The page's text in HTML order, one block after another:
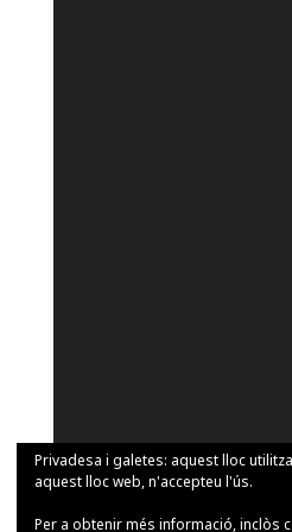
Privadesa i galetes: aquest lloc
aquest lloc web, n'accepteu l'ús.
Per a obtenir més informació, inclòs